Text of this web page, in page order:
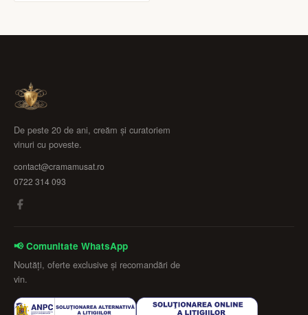
De peste 20 de ani, creăm și curatoriem
vinuri cu poveste.
contact@cramamusat.ro
0722 314 093
📢 Comunitate WhatsApp
Noutăți, oferte exclusive și recomandări de
vin.